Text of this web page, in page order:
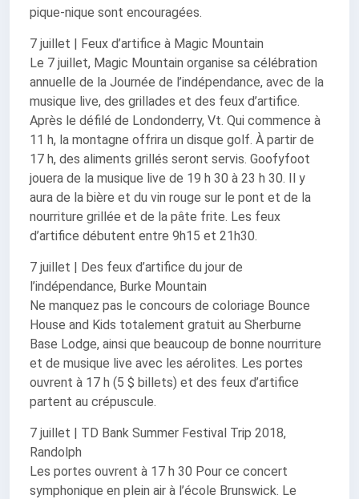
pique-nique sont encouragées.
7 juillet | Feux d’artifice à Magic Mountain
Le 7 juillet, Magic Mountain organise sa célébration
annuelle de la Journée de l’indépendance, avec de la
musique live, des grillades et des feux d’artifice.
Après le défilé de Londonderry, Vt. Qui commence à
11 h, la montagne offrira un disque golf. À partir de
17 h, des aliments grillés seront servis. Goofyfoot
jouera de la musique live de 19 h 30 à 23 h 30. Il y
aura de la bière et du vin rouge sur le pont et de la
nourriture grillée et de la pâte frite. Les feux
d’artifice débutent entre 9h15 et 21h30.
7 juillet | Des feux d’artifice du jour de
l’indépendance, Burke Mountain
Ne manquez pas le concours de coloriage Bounce
House and Kids totalement gratuit au Sherburne
Base Lodge, ainsi que beaucoup de bonne nourriture
et de musique live avec les aérolites. Les portes
ouvrent à 17 h (5 $ billets) et des feux d’artifice
partent au crépuscule.
7 juillet | TD Bank Summer Festival Trip 2018,
Randolph
Les portes ouvrent à 17 h 30 Pour ce concert
symphonique en plein air à l’école Brunswick. Le